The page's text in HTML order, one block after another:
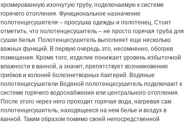
хромированную изогнутую трубу, подключаемую к системе
горячего отопления. Функциональное назначение
полотенцесушителя – просушка одежды и полотенец. Стоит
отметить, что полотенцесушитель – не просто горячая труба для
сушки белья. Полотенцесушитель выполняет еще несколько
важных функций. В первую очередь это, несомненно, обогрев
помещения. Кроме того, изделие понижает уровень избыточной
влажности в ванной, а значит, препятствует возникновению
грибков и колоний болезнетворных бактерий. Водяные
полотенцесушители Водяной полотенцесушитель подключают к
системе горячего водоснабжения или центрального отопления.
После этого через него проходит горячая вода, нагревая сам
полотенцесушитель, находящееся на нем белье и воздух в
ванной. Таким образом помимо своей непосредственной